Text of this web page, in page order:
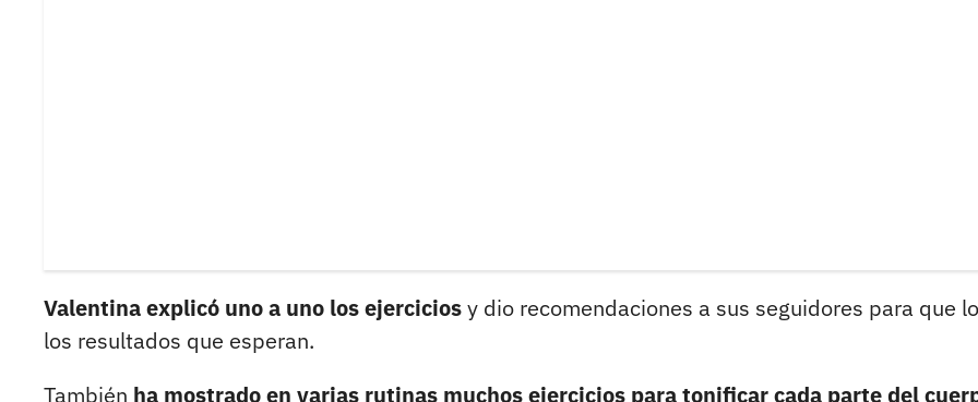
Valentina explicó uno a uno los ejerciciosy dio recomendaciones a sus seguidores para que
los resultados que esperan.
También ha mostrado en varias rutinas muchos ejercicios para tonificar cada parte del